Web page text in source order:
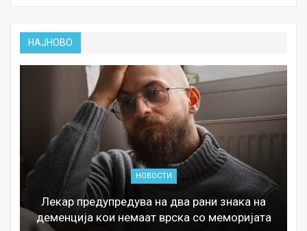
НАЈНОВО
НОВОСТИ
Лекар предупредува на два рани знака на
деменција кои немаат врска со меморијата